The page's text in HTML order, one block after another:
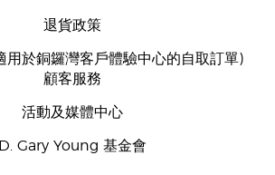
退貨政策
用於銅鑼灣客戶體驗中心的自取訂單)
顧客服務
活動及媒體中心
D. Gary Young 基金會